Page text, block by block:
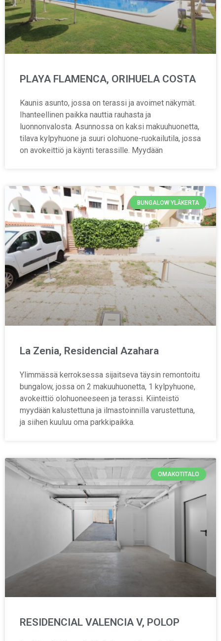
PLAYA FLAMENCA, ORIHUELA COSTA
Kaunis asunto, jossa on terassi ja avoimet näkymät.
Ihanteellinen paikka nauttia rauhasta ja
luonnonvalosta. Asunnossa on kaksi makuuhuonetta,
tilava kylpyhuone ja suuri olohuone-ruokailutila, jossa
on avokeittiö ja käynti terassille. Myydään
BUNGALOW YLÄKERTA
La Zenia, Residencial Azahara
Ylimmässä kerroksessa sijaitseva täysin remontoitu
bungalow, jossa on 2 makuuhuonetta, 1 kylpyhuone,
avokeittiö olohuoneeseen ja terassi. Kiinteistö
myydään kalustettuna ja ilmastoinnilla varustettuna,
ja siihen kuuluu oma parkkipaikka.
OMAKOTITALO
RESIDENCIAL VALENCIA V, POLOP